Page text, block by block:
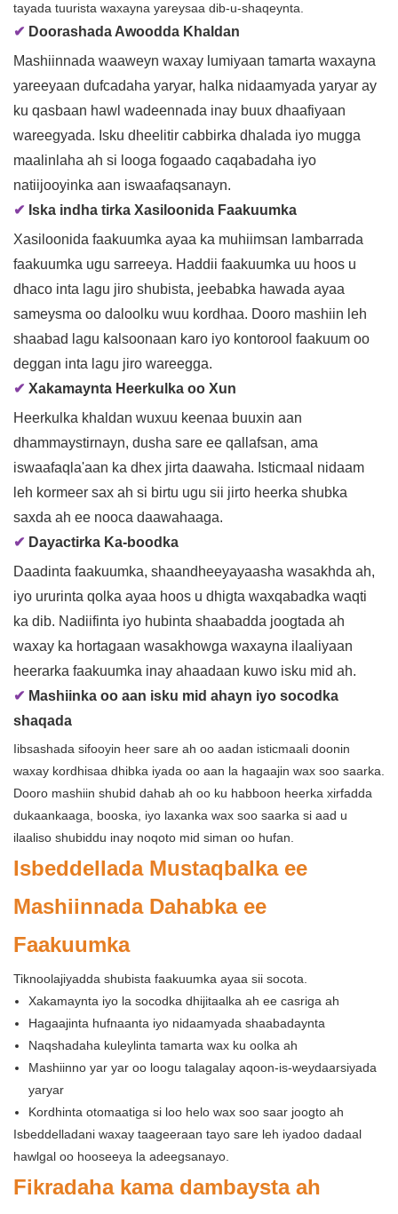
tayada tuurista waxayna yareysaa dib-u-shaqeynta.
✔ Doorashada Awoodda Khaldan
Mashiinnada waaweyn waxay lumiyaan tamarta waxayna
yareeyaan dufcadaha yaryar, halka nidaamyada yaryar ay
ku qasbaan hawl wadeennada inay buux dhaafiyaan
wareegyada. Isku dheelitir cabbirka dhalada iyo mugga
maalinlaha ah si looga fogaado caqabadaha iyo
natiijooyinka aan iswaafaqsanayn.
✔ Iska indha tirka Xasiloonida Faakuumka
Xasiloonida faakuumka ayaa ka muhiimsan lambarrada
faakuumka ugu sarreeya. Haddii faakuumka uu hoos u
dhaco inta lagu jiro shubista, jeebabka hawada ayaa
sameysma oo daloolku wuu kordhaa. Dooro mashiin leh
shaabad lagu kalsoonaan karo iyo kontorool faakuum oo
deggan inta lagu jiro wareegga.
✔ Xakamaynta Heerkulka oo Xun
Heerkulka khaldan wuxuu keenaa buuxin aan
dhammaystirnayn, dusha sare ee qallafsan, ama
iswaafaqla'aan ka dhex jirta daawaha. Isticmaal nidaam
leh kormeer sax ah si birtu ugu sii jirto heerka shubka
saxda ah ee nooca daawahaaga.
✔ Dayactirka Ka-boodka
Daadinta faakuumka, shaandheeyayaasha wasakhda ah,
iyo ururinta qolka ayaa hoos u dhigta waxqabadka waqti
ka dib. Nadiifinta iyo hubinta shaabadda joogtada ah
waxay ka hortagaan wasakhowga waxayna ilaaliyaan
heerarka faakuumka inay ahaadaan kuwo isku mid ah.
✔ Mashiinka oo aan isku mid ahayn iyo socodka
shaqada
Iibsashada sifooyin heer sare ah oo aadan isticmaali doonin
waxay kordhisaa dhibka iyada oo aan la hagaajin wax soo saarka.
Dooro mashiin shubid dahab ah oo ku habboon heerka xirfadda
dukaankaaga, booska, iyo laxanka wax soo saarka si aad u
ilaaliso shubiddu inay noqoto mid siman oo hufan.
Isbeddellada Mustaqbalka ee
Mashiinnada Dahabka ee
Faakuumka
Tiknoolajiyadda shubista faakuumka ayaa sii socota.
Xakamaynta iyo la socodka dhijitaalka ah ee casriga ah
Hagaajinta hufnaanta iyo nidaamyada shaabadaynta
Naqshadaha kuleylinta tamarta wax ku oolka ah
Mashiinno yar yar oo loogu talagalay aqoon-is-weydaarsiyada
yaryar
Kordhinta otomaatiga si loo helo wax soo saar joogto ah
Isbeddelladani waxay taageeraan tayo sare leh iyadoo dadaal
hawlgal oo hooseeya la adeegsanayo.
Fikradaha kama dambaysta ah